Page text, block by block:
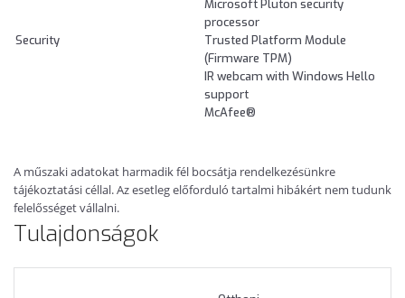
Security
Microsoft Pluton security
processor
Trusted Platform Module
(Firmware TPM)
IR webcam with Windows Hello
support
McAfee®
A műszaki adatokat harmadik fél bocsátja rendelkezésünkre
tájékoztatási céllal. Az esetleg előforduló tartalmi hibákért nem tudunk
felelősséget vállalni.
Tulajdonságok